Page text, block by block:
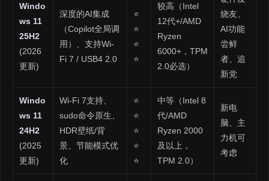
Windo
ws 11
25H2
(2026
更新)
深度的AI集成
（Copilot全局调
用）、支持Wi-
Fi 7 / USB4 2.0
⭐
⭐
⭐
⭐
较高（Intel
12代+/AMD
Ryzen
6000+，TPM
2.0必选）
烧友、
AI功能
尝鲜
者、追
新党
Windo
ws 11
24H2
(2025
更新)
Wi-Fi 7支持、
sudo命令原生、
HDR壁纸/背
景、节能模式优
化
⭐
⭐
⭐
⭐
⭐
中等（Intel 8
代/AMD
Ryzen 2000
及以上，
TPM 2.0）
新电
脑、主
力机可
考虑